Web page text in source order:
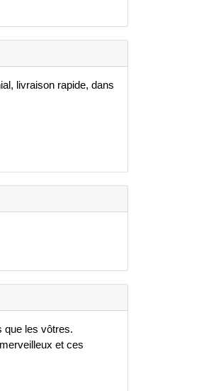
livraison rapide, dans
que les vôtres.
et ces